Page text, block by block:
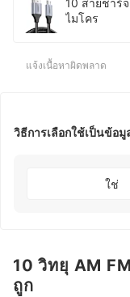
10 สายชาร์
ไมโคร
แจ้งเนื้อหาผิดพลาด
วิธีการเลือกใช้เป็นข้อมู
ใช่
10 วิทยุ AM
ถูก